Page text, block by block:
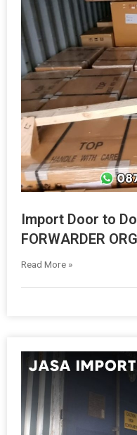
Import Door to
FORWARDER ORG
Read More »